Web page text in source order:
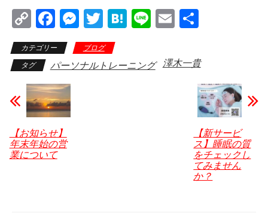
C
o
p
y
Li
n
k
F
a
c
e
b
o
o
k
M
e
ss
e
T
wi
tt
er
H
n
Li
e
E
ail
カテゴリー ブログ
タグ パーソナルトレーニング 澤木一貴
【お知らせ】
年末年始の営
業について
【新サービ
ス】睡眠の質
をチェックし
てみません
か？